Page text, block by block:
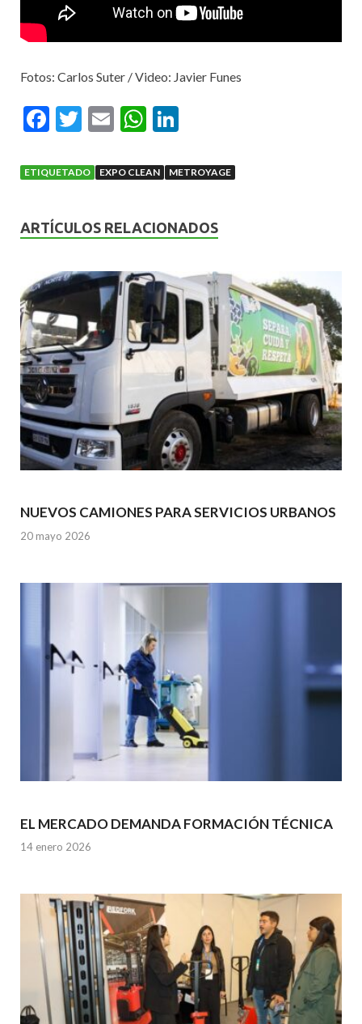
Fotos: Carlos Suter / Video: Javier Funes
F
e
o
o
k
T
itt
E
ai
W
at
A
p
p
ke
n
ETIQUETADO EXPO CLEAN METROYAGE
ARTÍCULOS RELACIONADOS
NUEVOS CAMIONES PARA SERVICIOS URBANOS
20 mayo 2026
EL MERCADO DEMANDA FORMACIÓN TÉCNICA
14 enero 2026